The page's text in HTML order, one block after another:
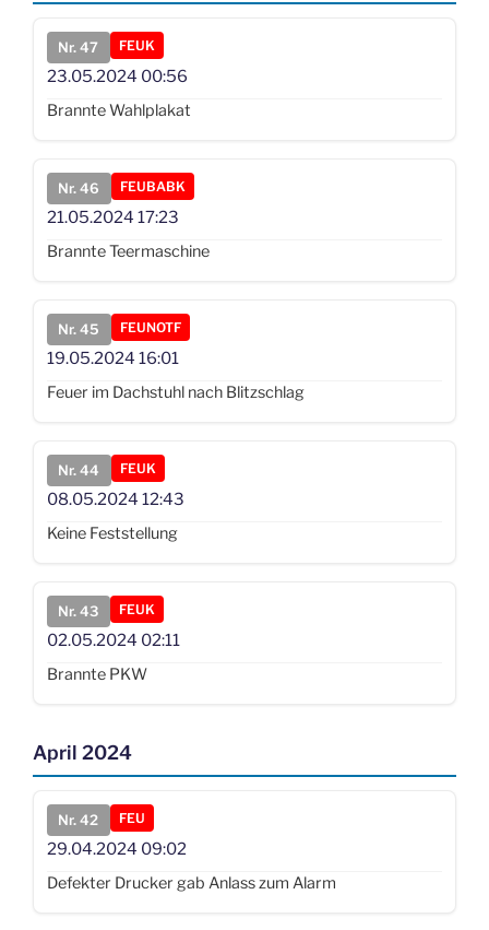
Nr. 47 FEUK
23.05.2024 00:56
Brannte Wahlplakat
Nr. 46 FEUBABK
21.05.2024 17:23
Brannte Teermaschine
Nr. 45 FEUNOTF
19.05.2024 16:01
Feuer im Dachstuhl nach Blitzschlag
Nr. 44 FEUK
08.05.2024 12:43
Keine Feststellung
Nr. 43 FEUK
02.05.2024 02:11
Brannte PKW
April 2024
Nr. 42 FEU
29.04.2024 09:02
Defekter Drucker gab Anlass zum Alarm